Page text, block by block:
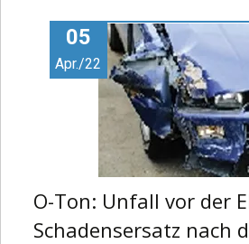
05
Apr./22
O-Ton: Unfall vor der
Schadensersatz nach